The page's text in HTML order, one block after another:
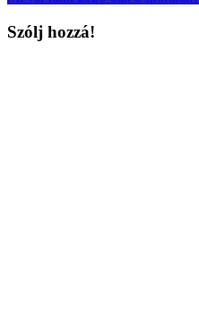
Szólj hozzá!